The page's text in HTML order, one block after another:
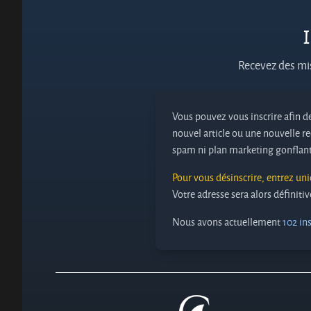
Recevez des
Vous pouvez vous inscrire afin
nouvel article ou une nouvelle
spam ni plan marketing
Pour vous désinscrire, entrez
Votre adresse sera alors
Nous avons actuellement102